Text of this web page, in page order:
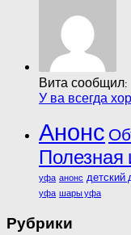
Вита сообщил:
У ва всегда
Анонс
уфа анонс детский
уфа шары уфа
Рубрики